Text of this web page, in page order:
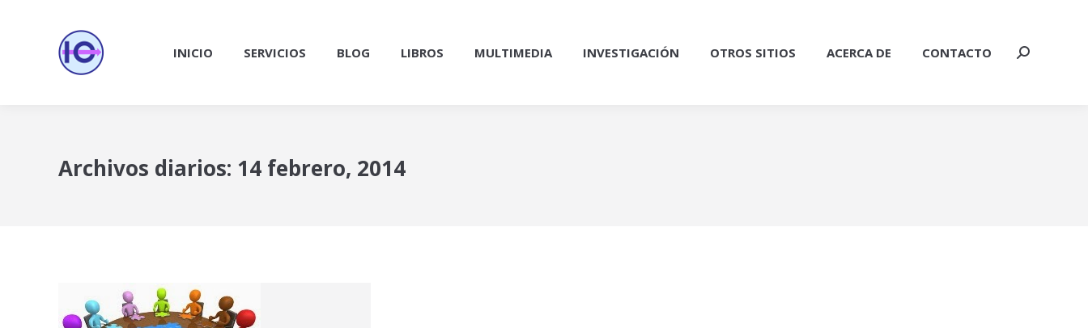
INICIO SERVICIOS BLOG LIBROS MULTIMEDIA INVESTIGACIÓN OTROS SITIOS ACERCA DE CONTACTO Buscar:
Archivos diarios: 14 febrero, 2014